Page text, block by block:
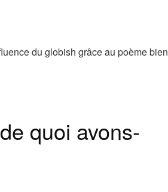
du globish grâce au poème bien
quoi avons-